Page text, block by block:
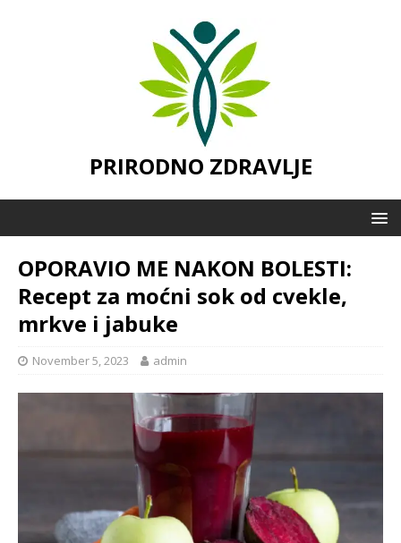
PRIRODNO ZDRAVLJE
OPORAVIO ME NAKON BOLESTI:
Recept za moćni sok od cvekle,
mrkve i jabuke
November 5, 2023 admin